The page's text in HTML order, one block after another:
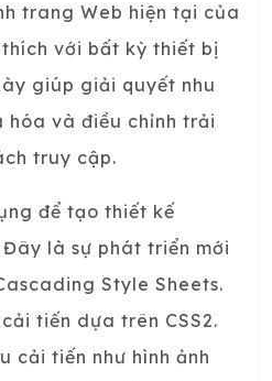
trang Web hiện tại của
với bất kỳ thiết bị
giúp giải quyết nhu
hóa và điều chỉnh trải
truy cập.
để tạo thiết kế
Đây là sự phát triển mới
Style Sheets.
tiến dựa trên CSS2.
cải tiến như hình ảnh